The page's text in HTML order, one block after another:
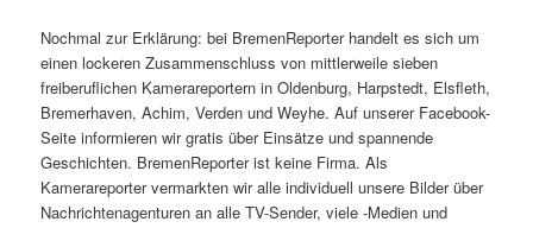
Nochmal zur Erklärung: bei BremenReporter handelt es sich um
einen lockeren Zusammenschluss von mittlerweile sieben
freiberuflichen Kamerareportern in Oldenburg, Harpstedt, Elsfleth,
Bremerhaven, Achim, Verden und Weyhe. Auf unserer Facebook-
Seite informieren wir gratis über Einsätze und spannende
Geschichten. BremenReporter ist keine Firma. Als
Kamerareporter vermarkten wir alle individuell unsere Bilder über
Nachrichtenagenturen an alle TV-Sender, viele -Medien und